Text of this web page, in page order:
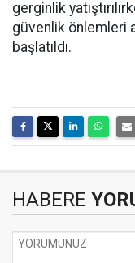
gerginlik
güvenlik önlemleri
başlatıldı.
HABERE